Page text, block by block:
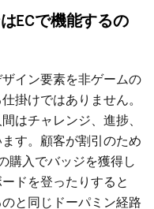
ECで機能するの
イン要素を非ゲームの
掛けではありません。
はチャレンジ、進捗、
す。顧客が割引のため
購入でバッジを獲得し
ドを登ったりすると
と同じドーパミン経路